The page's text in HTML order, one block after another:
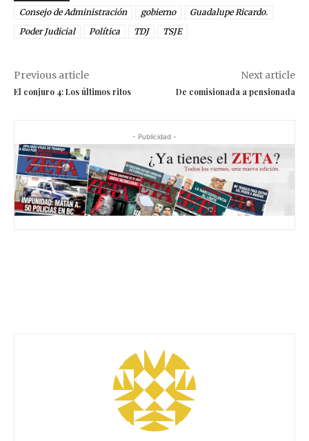
Consejo de Administración
gobierno
Guadalupe Ricardo.
Poder Judicial
Política TDJ TSJE
Previous article
El conjuro 4: Los últimos ritos
Next article
De comisionada a pensionada
- Publicidad -